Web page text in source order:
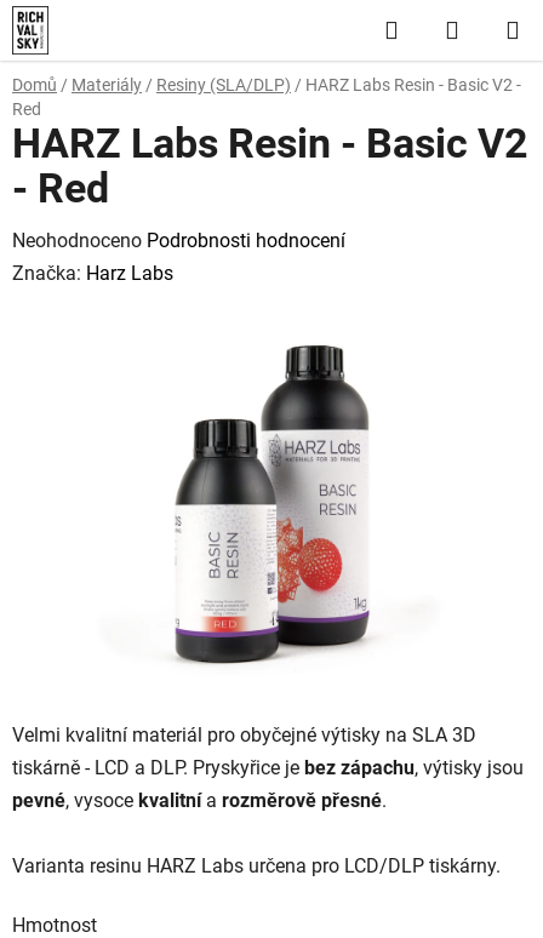
Přejít
na
obsah
Hledat
KOŠÍK
Domů / Materiály / Resiny (SLA/DLP) / HARZ Labs Resin - Basic V2 -
Red
Velmi kvalitní materiál pro obyčejné výtisky na SLA 3D
tiskárně - LCD a DLP. Pryskyřice je bez zápachu, výtisky jsou
pevné, vysoce kvalitnía rozměrově přesné.
Varianta resinu HARZ Labs určena pro LCD/DLP tiskárny.
Hmotnost
HARZ Labs Resin - Basic V2
- Red
Průměrné
hodnocení
Neohodnoceno Podrobnosti hodnocení
Značka: Harz Labs